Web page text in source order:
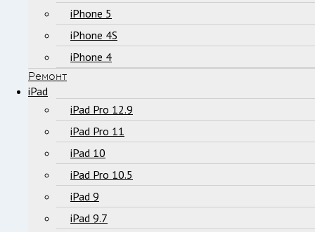
iPhone 5
iPhone 4S
iPhone 4
Ремонт
iPad
iPad Pro 12.9
iPad Pro 11
iPad 10
iPad Pro 10.5
iPad 9
iPad 9.7